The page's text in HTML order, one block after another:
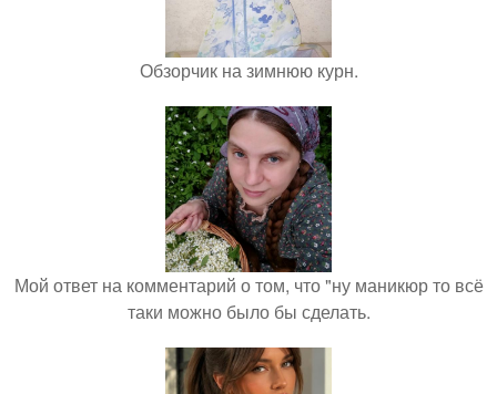
Обзорчик на зимнюю курн.
Мой ответ на комментарий о том, что "ну маникюр то всё
таки можно было бы сделать.